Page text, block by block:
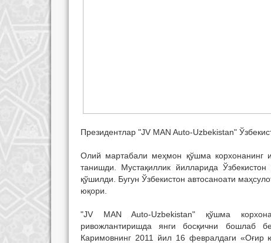
Президентлар "JV MAN Auto-Uzbekistan"
Олий мартабали меҳмон қўшма корхонанинг
танишди. Мустақиллик йилларида
қўшилди. Бугун Ўзбекистон автосаноати
юқори.
"JV MAN Auto-Uzbekistan" қўшма
ривожлантиришда янги босқични бошлаб
Каримовнинг 2011 йил 16 февралдаги «Оғир